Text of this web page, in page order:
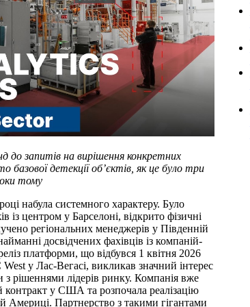
до запитів на вирішення конкретних
базової детекції об’єктів, як це було три
тому
набула системного характеру. Було
центром у Барселоні, відкрито фізичні
регіональних менеджерів у Південній
досвідчених фахівців із компаній-
платформи, що відбувся 1 квітня 2026
West у Лас-Вегасі, викликав значний інтерес
з рішеннями лідерів ринку. Компанія вже
у США та розпочала реалізацію
Америці. Партнерство з такими гігантами